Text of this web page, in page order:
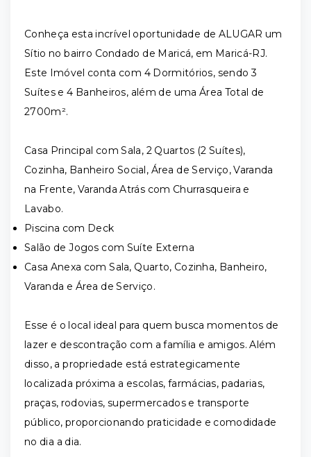
Conheça esta incrível oportunidade de ALUGAR um
Sítio no bairro Condado de Maricá, em Maricá-RJ.
Este Imóvel conta com 4 Dormitórios, sendo 3
Suítes e 4 Banheiros, além de uma Área Total de
2700m².
Casa Principal com Sala, 2 Quartos (2 Suítes),
Cozinha, Banheiro Social, Área de Serviço, Varanda
na Frente, Varanda Atrás com Churrasqueira e
Lavabo.
Piscina com Deck
Salão de Jogos com Suíte Externa
Casa Anexa com Sala, Quarto, Cozinha, Banheiro,
Varanda e Área de Serviço.
Esse é o local ideal para quem busca momentos de
lazer e descontração com a família e amigos. Além
disso, a propriedade está estrategicamente
localizada próxima a escolas, farmácias, padarias,
praças, rodovias, supermercados e transporte
público, proporcionando praticidade e comodidade
no dia a dia.